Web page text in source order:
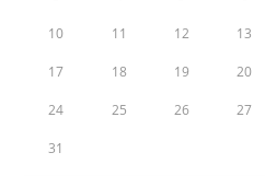
10 11 12 13
17 18 19 20
24 25 26 27
31